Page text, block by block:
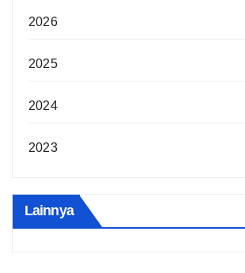
2026
2025
2024
2023
Lainnya